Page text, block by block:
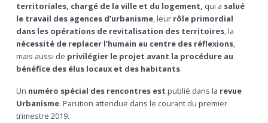
territoriales, chargé de la ville et du logement, qui a salué
le travail des agences d’urbanisme, leur rôle primordial
dans les opérations de revitalisation des territoires, la
nécessité de replacer l’humain au centre des réflexions,
mais aussi de privilégier le projet avant la procédure au
bénéfice des élus locaux et des habitants.
Un numéro spécial des rencontres est publié dans la revue
Urbanisme. Parution attendue dans le courant du premier
trimestre 2019.